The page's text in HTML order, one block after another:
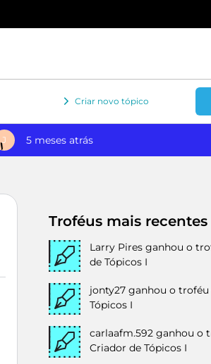
Criar novo tópico
J 5 meses atrás
Troféus mais recentes
Larry Pires ganhou o
de Tópicos I
jonty27 ganhou o troféu
Tópicos I
carlaafm.592 ganhou o
Criador de Tópicos I